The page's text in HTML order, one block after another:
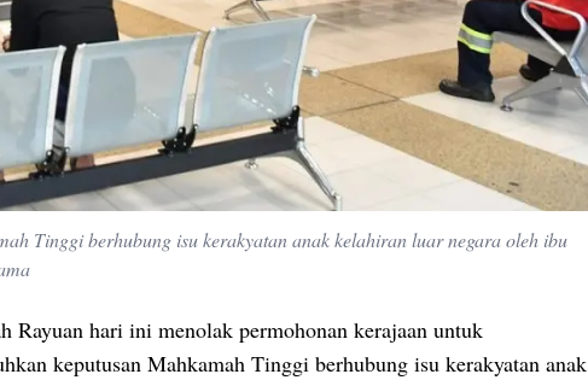
Tinggi berhubung isu kerakyatan anak kelahiran luar negara oleh ibu
Rayuan hari ini menolak permohonan kerajaan untuk
keputusan Mahkamah Tinggi berhubung isu kerakyatan anak